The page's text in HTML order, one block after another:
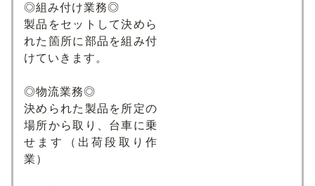
◎組み付け業務◎
製品をセットして決めら
れた箇所に部品を組み付
けていきます。
◎物流業務◎
決められた製品を所定の
場所から取り、台⾞に乗
せます（出荷段取り作
業）